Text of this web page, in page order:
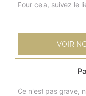
Menu panuzzo
Cheddar, emmental,
boisson 33 cl
Pour cela, suivez le
VOIR
Ce n'est pas grave,